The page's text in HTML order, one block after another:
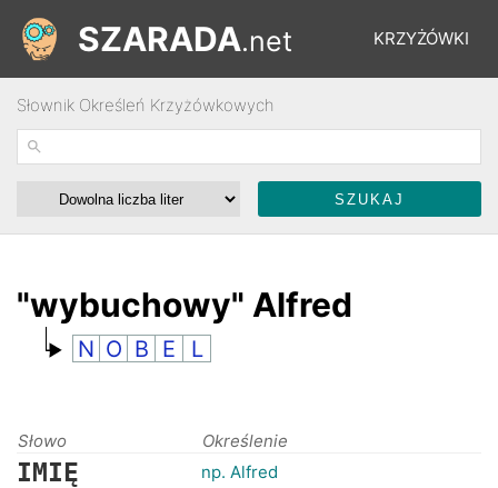
KRZYŻÓWKI
ŁAMIGŁÓWKI
SZARADA.net
Słownik Określeń Krzyżówkowych
"wybuchowy" Alfred
N O B E L
Słowo Określenie
IMIĘ np. Alfred